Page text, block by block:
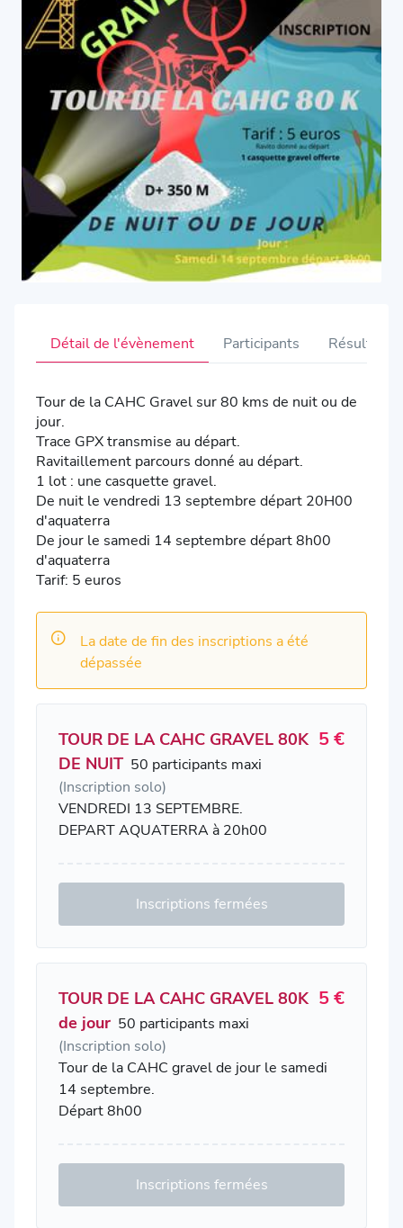
Détail de l'évènement Participants Résultats
Tour de la CAHC Gravel sur 80 kms de nuit ou de
jour.
Trace GPX transmise au départ.
Ravitaillement parcours donné au départ.
1 lot : une casquette gravel.
De nuit le vendredi 13 septembre départ 20H00
d'aquaterra
De jour le samedi 14 septembre départ 8h00
d'aquaterra
Tarif: 5 euros
La date de fin des inscriptions a été
dépassée
TOUR DE LA CAHC GRAVEL 80K
DE NUIT 50 participants maxi
(Inscription solo)
5 €
VENDREDI 13 SEPTEMBRE.
DEPART AQUATERRA à 20h00
Inscriptions fermées
TOUR DE LA CAHC GRAVEL 80K
de jour 50 participants maxi
(Inscription solo)
5 €
Tour de la CAHC gravel de jour le samedi
14 septembre.
Départ 8h00
Inscriptions fermées